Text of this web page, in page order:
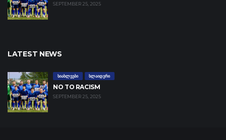
SEPTEMBER 25, 2025
LATEST NEWS
ᲡᲘᲐᲮᲚᲔᲔᲑᲘ ᲡᲚᲐᲘᲓᲔᲠᲘ
NO TO RACISM
SEPTEMBER 25, 2025